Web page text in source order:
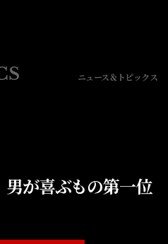
ニュース＆トピックス
男が喜ぶもの第一位